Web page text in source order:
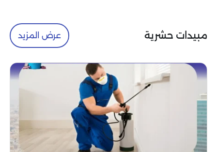
مبيدات حشرية عرض المزيد